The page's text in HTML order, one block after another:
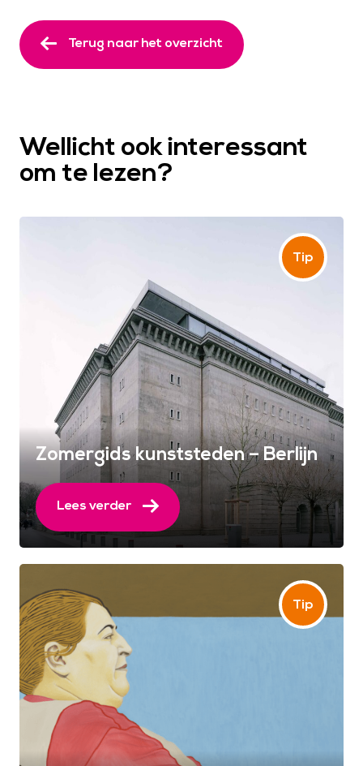
Terug naar het overzicht
Wellicht ook interessant
om te lezen?
Zomergids kunststeden – Berlijn
Lees verder